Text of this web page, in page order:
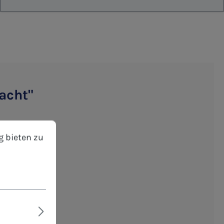
zu können.
bieten zu